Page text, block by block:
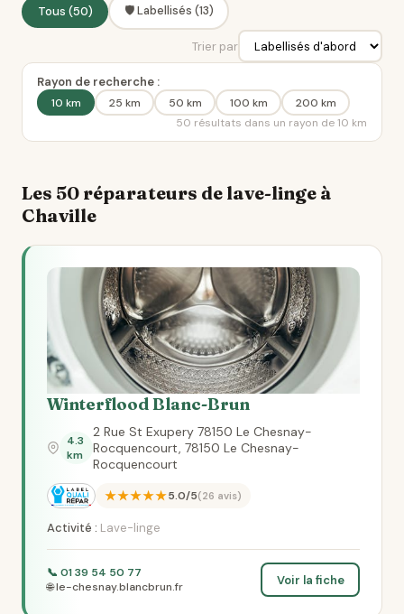
Tous (50) 🛡️ Labellisés (13)
Trier par
Rayon de recherche :
10 km 25 km 50 km 100 km
200 km
50 résultats dans un rayon de 10 km
Les 50 réparateurs de lave-linge à
Chaville
Winterflood Blanc-Brun
4.3
km
2 Rue St Exupery 78150 Le Chesnay-
Rocquencourt, 78150 Le Chesnay-
Rocquencourt
★★★★★5.0/5(26 avis)
Activité : Lave-linge
📞 01 39 54 50 77
🌐 le-chesnay.blancbrun.fr
Voir la fiche